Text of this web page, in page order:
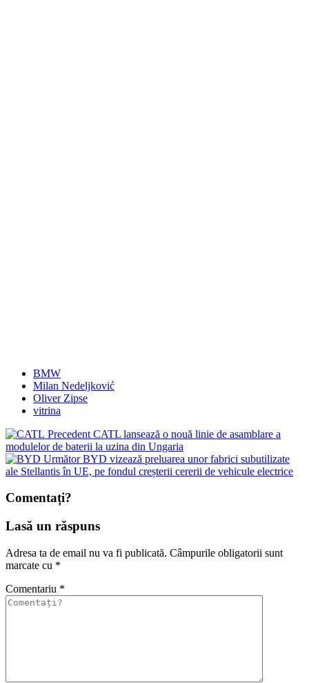
BMW
Milan Nedeljković
Oliver Zipse
vitrina
Precedent CATL lansează o nouă linie de asamblare a
modulelor de baterii la uzina din Ungaria
Următor BYD vizează preluarea unor fabrici subutilizate
ale Stellantis în UE, pe fondul creșterii cererii de vehicule electrice
Comentați?
Lasă un răspuns
Adresa ta de email nu va fi publicată. Câmpurile obligatorii sunt
marcate cu *
Comentariu *